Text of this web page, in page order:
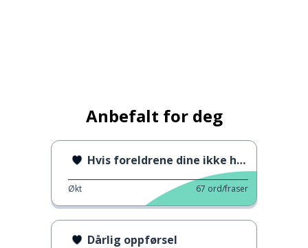
Anbefalt for deg
Hvis foreldrene dine ikke hørte på deg
Økt 67 ord/fraser
Dårlig oppførsel